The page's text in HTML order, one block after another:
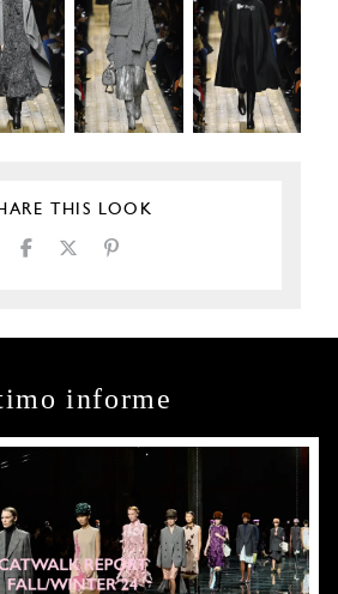
THIS LOOK
informe